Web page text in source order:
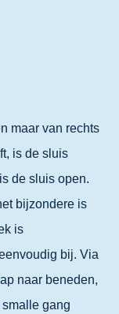
maar van rechts
is de sluis
de sluis open.
bijzondere is
is
bij. Via
naar beneden,
gang